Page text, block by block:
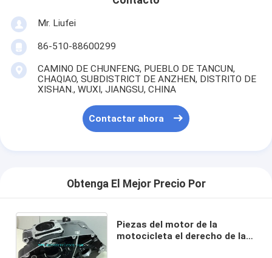
Mr. Liufei
86-510-88600299
CAMINO DE CHUNFENG, PUEBLO DE TANCUN,
CHAQIAO, SUBDISTRICT DE ANZHEN, DISTRITO DE
XISHAN., WUXI, JIANGSU, CHINA
Contactar ahora
Obtenga El Mejor Precio Por
Piezas del motor de la
motocicleta el derecho de la